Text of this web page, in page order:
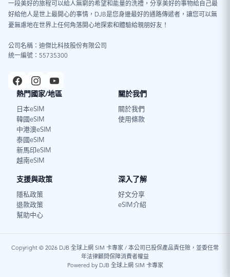
一段美好的旅程可以給人無窮的希望和能量的洗禮，分享美好的事物給自己最
好給他人是世上最開心的事情，DJB是您身邊最好的通路傳遞者，讓您可以無
憂無慮地在世界上任何角落開心地探索和體驗給親朋好友！
公司名稱：迪傑比科技股份有限公司
統一編號：55735300
熱門國家/地區
日本eSIM
韓國eSIM
中港澳eSIM
泰國eSIM
新馬印eSIM
越南eSIM
關於我們
關於我們
使用條款
支援與政策
隱私政策
退款政策
幫助中心
深入了解
好文分享
eSIM介紹
Copyright © 2026 DJB 全球上網 SIM 卡專家 / 本公司已投保產品責任險，並委任常
年法律顧問保障消費者權益
Powered by DJB 全球上網 SIM 卡專家